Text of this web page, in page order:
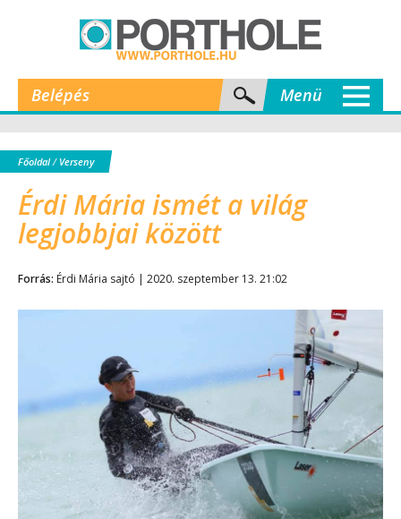
Belépés Menü
Főoldal/ Verseny
Érdi Mária ismét a világ
legjobbjai között
Forrás: Érdi Mária sajtó | 2020. szeptember 13. 21:02